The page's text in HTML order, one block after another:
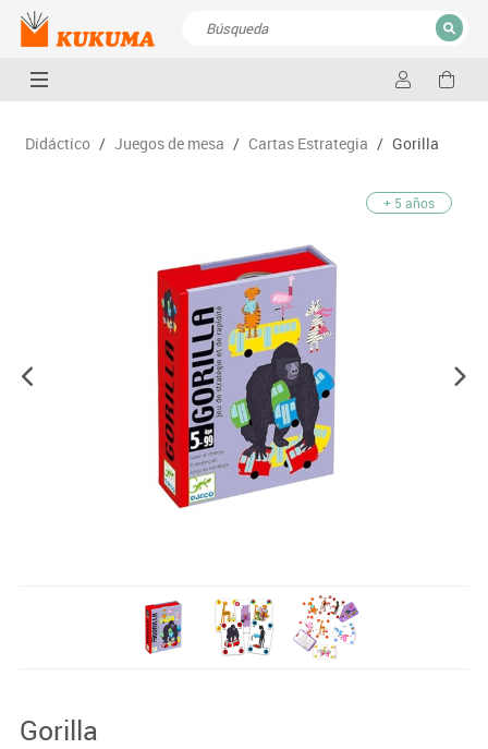
CERRAR
Didáctico / Juegos de mesa / Cartas Estrategia / Gorilla
+ 5 años
Gorilla